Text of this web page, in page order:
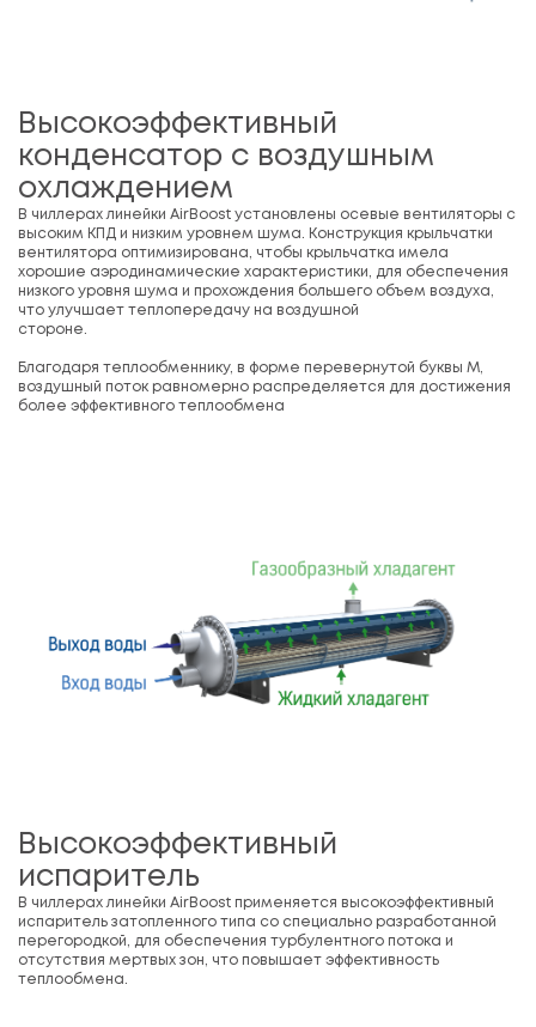
Высокоэффективный
конденсатор с воздушным
охлаждением
В чиллерах линейки AirBoost установлены осевые вентиляторы с
высоким КПД и низким уровнем шума. Конструкция крыльчатки
вентилятора оптимизирована, чтобы крыльчатка имела
хорошие аэродинамические характеристики, для обеспечения
низкого уровня шума и прохождения большего объем воздуха,
что улучшает теплопередачу на воздушной
стороне.
Благодаря теплообменнику, в форме перевернутой буквы М,
воздушный поток равномерно распределяется для достижения
более эффективного теплообмена
Высокоэффективный
испаритель
В чиллерах линейки AirBoost применяется высокоэффективный
испаритель затопленного типа со специально разработанной
перегородкой, для обеспечения турбулентного потока и
отсутствия мертвых зон, что повышает эффективность
теплообмена.